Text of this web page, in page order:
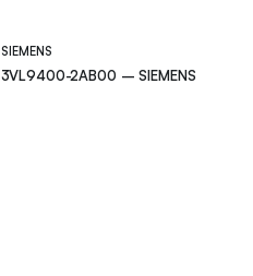
SIEMENS
3VL9400-2AB00 – SIEMENS